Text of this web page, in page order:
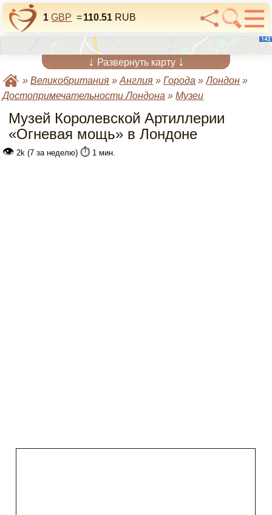
1 GBP =110.51 RUB
↓ Развернуть карту ↓
»Великобритания »Англия »Города »Лондон »
Достопримечательности Лондона »Музеи
Музей Королевской Артиллерии
«Огневая мощь» в Лондоне
👁 2k (7 за неделю) ⏱️ 1 мин.